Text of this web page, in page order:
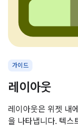
가이드
레이아웃
레이아웃은 위젯 내
을 나타냅니다. 텍스